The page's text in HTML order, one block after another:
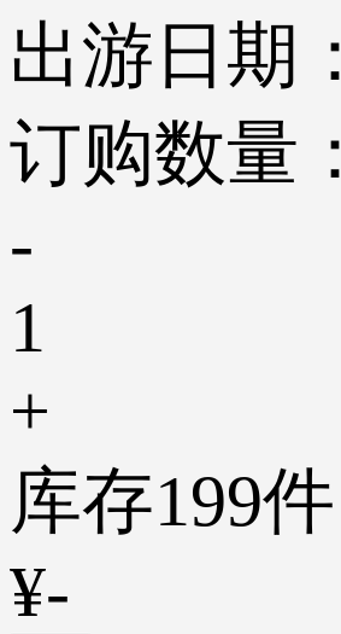
出游日期：
订购数量：
-
1
+
库存199件
¥-